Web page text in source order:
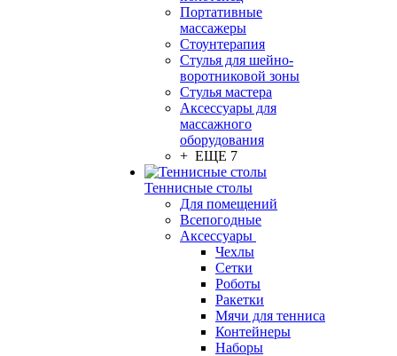
Портативные
массажеры
Стоунтерапия
Стулья для шейно-
воротниковой зоны
Стулья мастера
Аксессуары для
массажного
оборудования
+ ЕЩЕ 7
Теннисные столы
Для помещений
Всепогодные
Аксессуары
Чехлы
Сетки
Роботы
Ракетки
Мячи для тенниса
Контейнеры
Наборы